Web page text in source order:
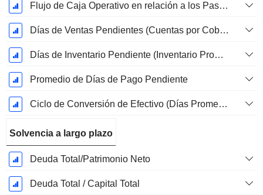
Flujo de Caja Operativo en relación a los Pasivos Corrientes
Días de Ventas Pendientes (Cuentas por Cobrar Promedio)
Días de Inventario Pendiente (Inventario Promedio)
Promedio de Días de Pago Pendiente
Ciclo de Conversión de Efectivo (Días Promedio)
Solvencia a largo plazo
Deuda Total/Patrimonio Neto
Deuda Total / Capital Total